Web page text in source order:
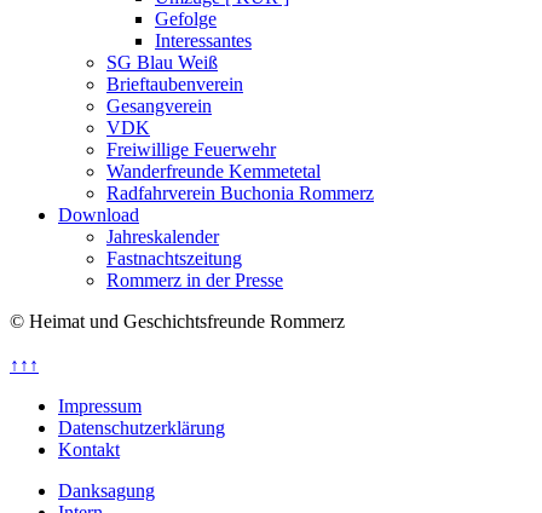
Gefolge
Interessantes
SG Blau Weiß
Brieftaubenverein
Gesangverein
VDK
Freiwillige Feuerwehr
Wanderfreunde Kemmetetal
Radfahrverein Buchonia Rommerz
Download
Jahreskalender
Fastnachtszeitung
Rommerz in der Presse
© Heimat und Geschichtsfreunde Rommerz
↑↑↑
Impressum
Datenschutzerklärung
Kontakt
Danksagung